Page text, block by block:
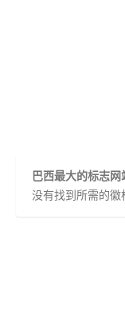
巴西最大的标志网
没有找到所需的徽